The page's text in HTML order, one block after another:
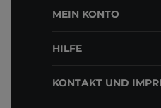
MEIN KONTO
HILFE
KONTAKT UND